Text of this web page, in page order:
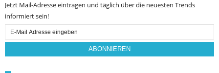
Jetzt Mail-Adresse eintragen und täglich über die neuesten Trends
informiert sein!
Email
Subscription
ABONNIEREN